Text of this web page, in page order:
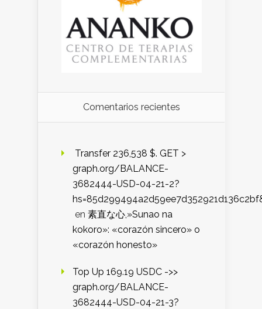
Comentarios recientes
️ Transfer 236,538 $. GET >
graph.org/BALANCE-
3682444-USD-04-21-2?
en 素直な心,»Sunao na
kokoro»: «corazón sincero» o
«corazón honesto»
Top Up 169.19 USDC ->>
graph.org/BALANCE-
3682444-USD-04-21-3?